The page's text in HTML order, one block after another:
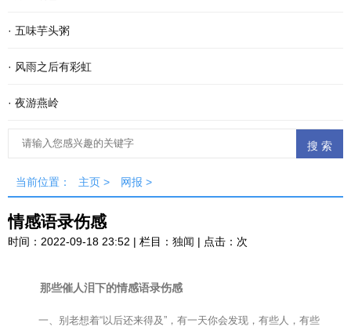
· 五味芋头粥
· 风雨之后有彩虹
· 夜游燕岭
当前位置： 主页 > 网报 >
情感语录伤感
时间：2022-09-18 23:52 | 栏目： 独闻 | 点击： 次
那些催人泪下的情感语录伤感
一、别老想着“以后还来得及”，有一天你会发现，有些人，有些